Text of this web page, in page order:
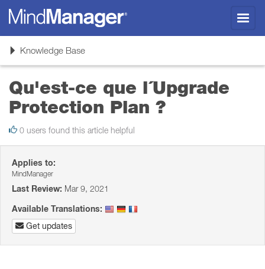
ToggleKnowledge Base
Qu'est-ce que l´Upgrade
Protection Plan ?
0 users found this article helpful
Applies to:
MindManager
Last Review: Mar 9, 2021
Available Translations:
Get updates